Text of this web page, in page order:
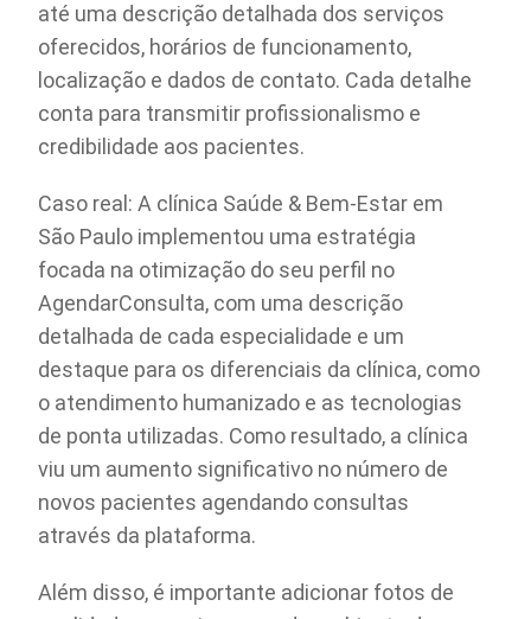
até uma descrição detalhada dos serviços
oferecidos, horários de funcionamento,
localização e dados de contato. Cada detalhe
conta para transmitir profissionalismo e
credibilidade aos pacientes.
Caso real: A clínica Saúde & Bem-Estar em
São Paulo implementou uma estratégia
focada na otimização do seu perfil no
AgendarConsulta, com uma descrição
detalhada de cada especialidade e um
destaque para os diferenciais da clínica, como
o atendimento humanizado e as tecnologias
de ponta utilizadas. Como resultado, a clínica
viu um aumento significativo no número de
novos pacientes agendando consultas
através da plataforma.
Além disso, é importante adicionar fotos de